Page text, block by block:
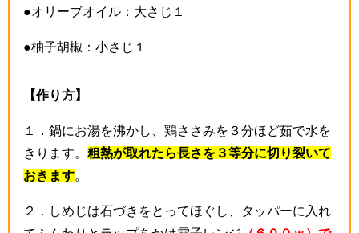
●オリーブオイル：大さじ１
●柚子胡椒：小さじ１
【作り方】
１．鍋にお湯を沸かし、鶏ささみを３分ほど茹で水を
きります。 粗熱が取れたら長さを３等分に切り裂いて
おきます。
２．しめじは石づきをとってほぐし、タッパーに入れ